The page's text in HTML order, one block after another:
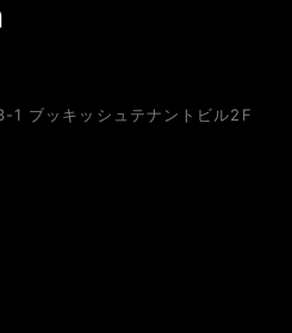
1 ブッキッシュテナントビル2F